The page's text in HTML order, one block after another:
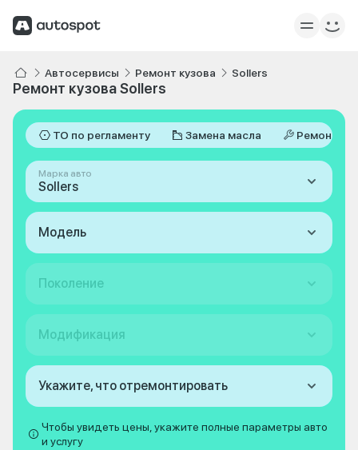
Автосервисы Ремонт кузова Sollers
Ремонт кузова Sollers
ТО по регламенту Замена масла Ремонт
Марка авто
Sollers
Модель
Поколение
Модификация
Укажите, что отремонтировать
Чтобы увидеть цены, укажите полные параметры авто
и услугу